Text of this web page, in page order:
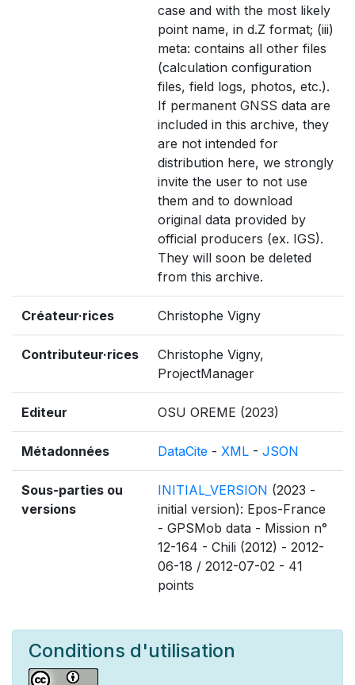
case and with the most likely
point name, in d.Z format; (iii)
meta: contains all other files
(calculation configuration
files, field logs, photos, etc.).
If permanent GNSS data are
included in this archive, they
are not intended for
distribution here, we strongly
invite the user to not use
them and to download
original data provided by
official producers (ex. IGS).
They will soon be deleted
from this archive.
Créateur·rices Christophe Vigny
Contributeur·rices
Christophe Vigny,
ProjectManager
Editeur OSU OREME (2023)
Métadonnées DataCite - XML - JSON
Sous-parties ou
versions
INITIAL_VERSION (2023 -
initial version): Epos-France
- GPSMob data - Mission n°
12-164 - Chili (2012) - 2012-
06-18 / 2012-07-02 - 41
points
Conditions d'utilisation